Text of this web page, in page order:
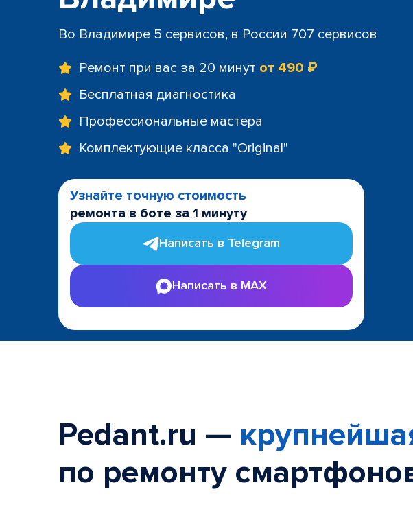
Во Владимире 5 сервисов, в России 707 сервисов
Ремонт при вас за 20 минут от 490 ₽
Бесплатная диагностика
Профессиональные мастера
Комплектующие класса "Original"
Узнайте точную стоимость
ремонта в боте за 1 минуту
Написать в Telegram
Написать в MAX
Pedant.ru —
по ремонту